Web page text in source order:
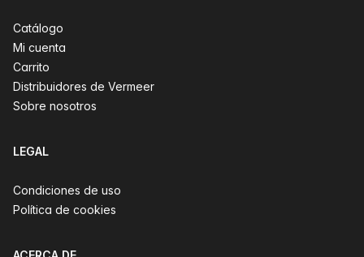
Catálogo
Mi cuenta
Carrito
Distribuidores de Vermeer
Sobre nosotros
LEGAL
Condiciones de uso
Política de cookies